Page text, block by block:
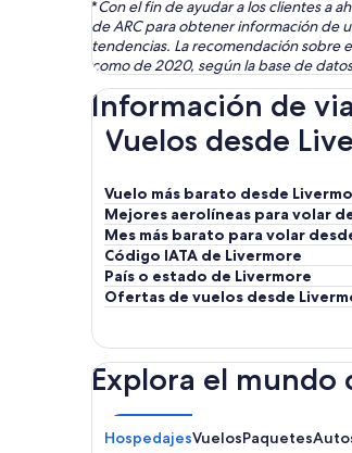
*Con el fin de ayudar a los clientes a
de ARC para obtener información de
tendencias. La recomendación sobre
como de 2020, según la base de
Información de
Vuelos desde
Vuelo más barato desde
Mejores aerolíneas para volar
Mes más barato para volar
Código IATA de Livermore
País o estado de Livermore
Ofertas de vuelos desde
Explora el mundo
HospedajesVuelosPaquetes